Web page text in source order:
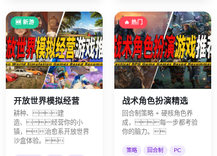
🆕 新游
开放世界模拟经营
耕种、建
造、经营你的小
镇，治愈系开放世界
沙盒体验。
🔥 热门
战术角色扮演精选
回合制策略 + 硬核角色养
成，每一步都考验
你的脑力。
策略 回合制 PC